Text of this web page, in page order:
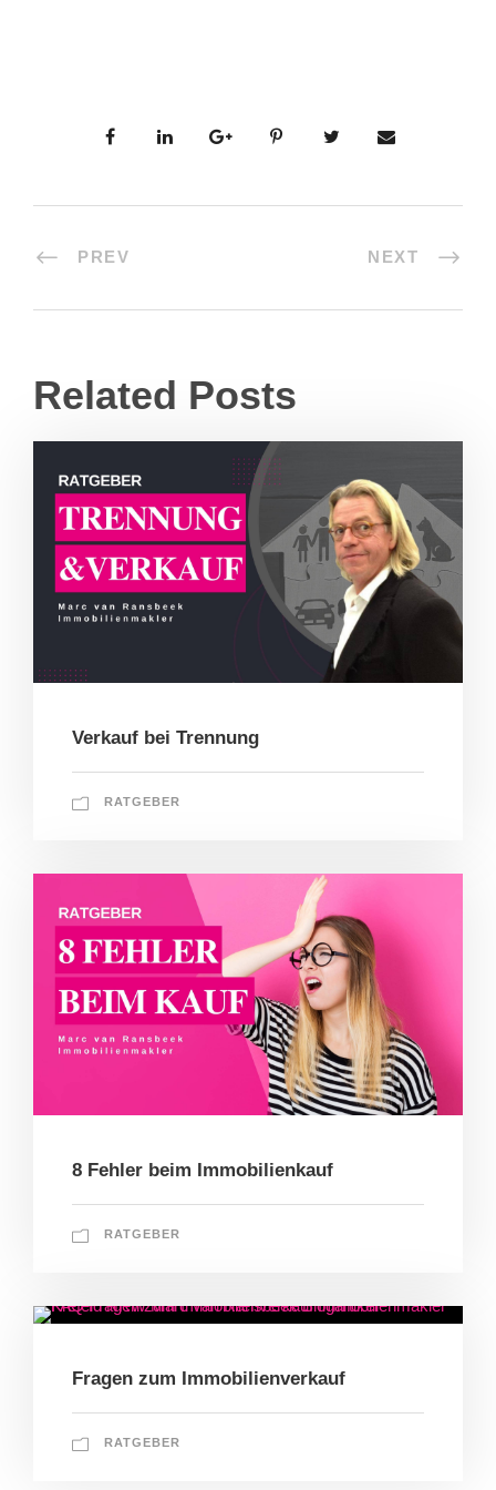
PREV NEXT
Related Posts
Verkauf bei Trennung
RATGEBER
8 Fehler beim Immobilienkauf
RATGEBER
Fragen zum Immobilienverkauf
RATGEBER